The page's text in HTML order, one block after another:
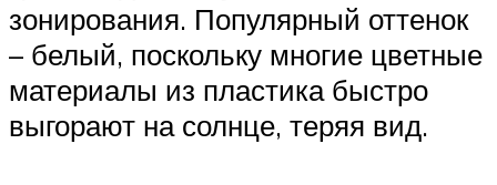
зонирования. Популярный оттенок
– белый, поскольку многие цветные
материалы из пластика быстро
выгорают на солнце, теряя вид.